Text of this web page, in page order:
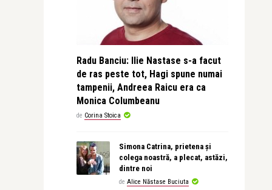
Radu Banciu: Ilie Nastase s-a facut
de ras peste tot, Hagi spune numai
tampenii, Andreea Raicu era ca
Monica Columbeanu
de Corina Stoica
Simona Catrina, prietena și
colega noastră, a plecat, astăzi,
dintre noi
de Alice Năstase Buciuta